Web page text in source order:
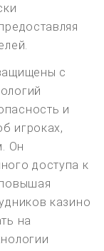
с
и
игроках,
Он
доступа к
казино
на